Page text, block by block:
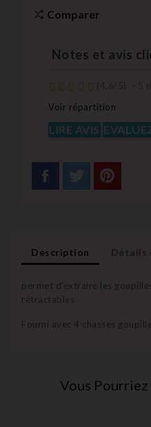
Comparer
Notes et avis
Voir répartition
LIRE AVIS
Description
permet d'extraire les
rétractables
Fourni avec 4 chasses goupille
Vous